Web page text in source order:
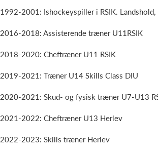
1992-2001: Ishockeyspiller i RSIK. Landshold,
2016-2018: Assisterende træner U11RSIK
2018-2020: Cheftræner U11 RSIK
2019-2021: Træner U14 Skills Class DIU
2020-2021: Skud- og fysisk træner U7-U13
2021-2022: Cheftræner U13 Herlev
2022-2023: Skills træner Herlev